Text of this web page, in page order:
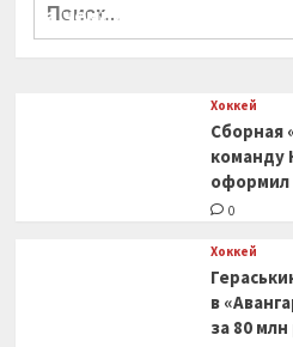
на чемпионат мира
Хоккей
Сборная
команду
оформил
0
Хоккей
в
за 80